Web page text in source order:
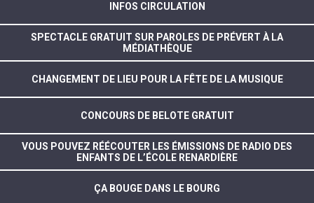
INFOS CIRCULATION
SPECTACLE GRATUIT SUR PAROLES DE PRÉVERT À LA
MÉDIATHÈQUE
CHANGEMENT DE LIEU POUR LA FÊTE DE LA MUSIQUE
CONCOURS DE BELOTE GRATUIT
VOUS POUVEZ RÉÉCOUTER LES ÉMISSIONS DE RADIO DES
ENFANTS DE L’ÉCOLE RENARDIÈRE
ÇA BOUGE DANS LE BOURG